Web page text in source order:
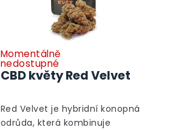
CBD květy Red Velvet
Momentálně
nedostupné
Red Velvet je hybridní konopná
odrůda, která kombinuje